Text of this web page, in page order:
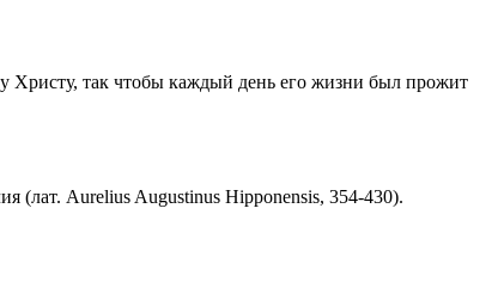
Христу, так чтобы каждый день его жизни был прожит
(лат. Aurelius Augustinus Hipponensis, 354-430).